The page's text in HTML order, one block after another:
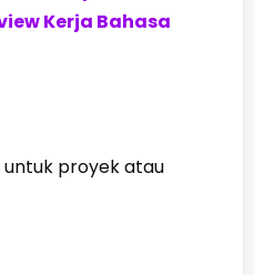
Kerja Bahasa
proyek atau